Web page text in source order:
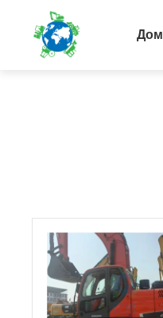
Дом